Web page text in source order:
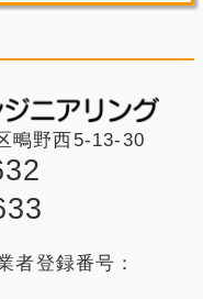
鴫野西5-13-30
者登録番号：